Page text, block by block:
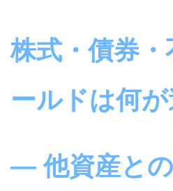
株式・債券
ールドは何
― 他資産と